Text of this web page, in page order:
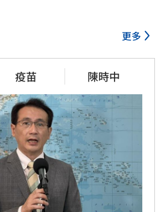
更多
疫苗 陳時中